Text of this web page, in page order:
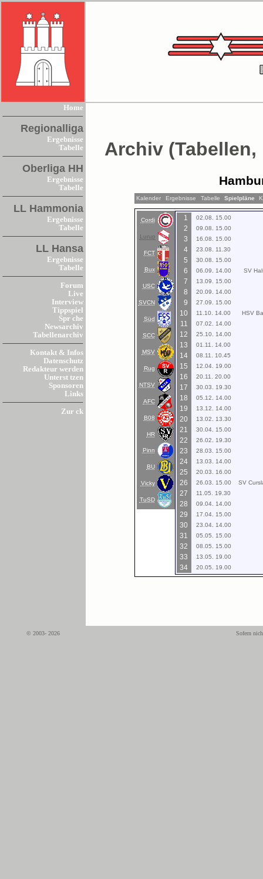
Home
Regionalliga
Ergebnisse
Tabelle
Oberliga HH
Ergebnisse
Tabelle
LL Hammonia
Ergebnisse
Tabelle
LL Hansa
Ergebnisse
Tabelle
Forum
Live
Interview
Tippspiel
Spr che
Newsarchiv
Tabellenarchiv
Kontakt & Infos
Datenschutz
Redakteur werden
Unterst tzen
Sponsoren
Links
Zur ck
Archiv
Kalender Ergebnisse Tabelle Spielpläne
Cordi
Lurup
FCT
Bux
USC
SVCN
Süd
SCC
MSV
Rug
NTSV
AFC
B08
HR
Pinn
BU
Vicky
TuSD
1 02.08. 15.00
2 09.08. 15.00
3 16.08. 15.00
4 23.08. 11.30
5 30.08. 15.00
6 06.09. 14.00 SV
7 13.09. 15.00
8 20.09. 14.00
9 27.09. 15.00
10 11.10. 14.00 HSV
11 07.02. 14.00
12 25.10. 14.00
13 01.11. 14.00
14 08.11. 10.45
15 12.04. 19.00
16 20.11. 20.00
17 30.03. 19.30
18 05.12. 14.00
19 13.12. 14.00
20 13.02. 13.30
21 30.04. 15.00
22 26.02. 19.30
23 28.03. 15.00
24 13.03. 14.00
25 20.03. 16.00
26 26.03. 15.00 SV
27 11.05. 19.30
28 09.04. 14.00
29 17.04. 15.00
30 23.04. 14.00
31 05.05. 15.00
32 08.05. 15.00
33 13.05. 19.00
34 20.05. 19.00
© 2003- 2026 Sofern